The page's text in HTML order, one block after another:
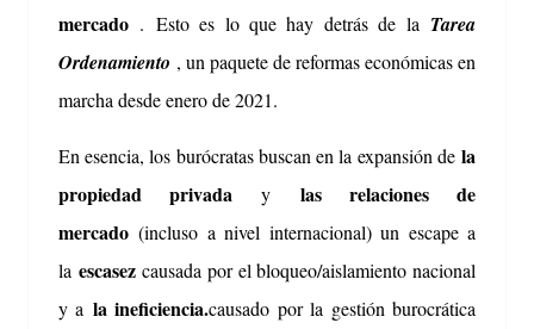
mercado . Esto es lo que hay detrás de la Tarea
Ordenamiento , un paquete de reformas económicas en
marcha desde enero de 2021.
En esencia, los burócratas buscan en la expansión de la
propiedad privada y las relaciones de
mercado (incluso a nivel internacional) un escape a
la escasezcausada por el bloqueo/aislamiento nacional
y a la ineficiencia.causado por la gestión burocrática